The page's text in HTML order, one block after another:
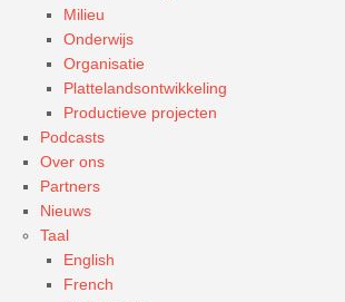
Milieu
Onderwijs
Organisatie
Plattelandsontwikkeling
Productieve projecten
Podcasts
Over ons
Partners
Nieuws
Taal
English
French